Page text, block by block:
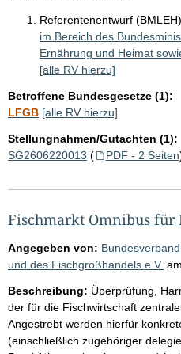
Referentenentwurf
im Bereich des
Ernährung und Heimat
[alle RV hierzu]
Betroffene Bundesgesetze (1):
LFGB [alle RV hierzu]
Stellungnahmen/Gutachten (1):
SG2606220013 ( PDF - 2 Seiten
Fischmarkt Omnibus für
Angegeben von:
und des Fischgroßhandels e.V. am
Beschreibung: Überprüfung,
der für die Fischwirtschaft
Angestrebt werden hierfür
(einschließlich zugehöriger